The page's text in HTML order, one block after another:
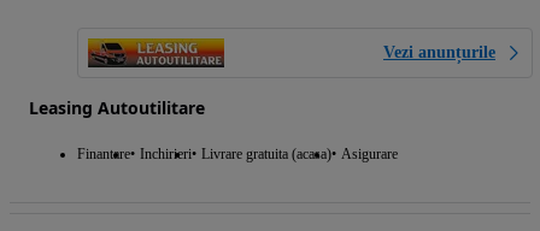
Vezi anunțurile
Leasing Autoutilitare
Finantare Inchirieri Livrare gratuita (acasa) Asigurare